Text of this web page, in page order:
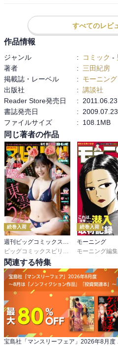
すべてのレビ
作品情報
ジャンル : コミック -
著者
:
三田紀房
掲載誌・レーベル
:
モーニング
出版社
: 講談社
Reader Store発売日
:
2011.06.23
書誌発売日
:
2009.07.23
ファイルサイズ
: 108.1MB
同じ著者の作品
続巻入荷
週刊ビッグコミックスピリッツ
ビッグコミックスピリッツ編集部
続巻入荷
モーニング
モーニング編
関連する特集
宝島社「